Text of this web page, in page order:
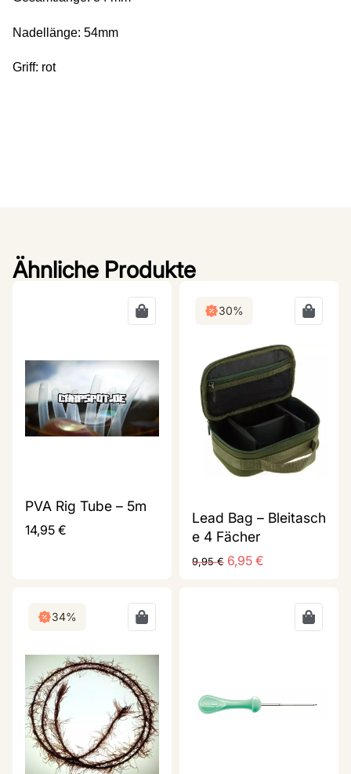
Nadellänge: 54mm
Griff: rot
Ähnliche Produkte
PVA Rig Tube – 5m
14,95 €
30%
Lead Bag – Bleitasch
e 4 Fächer
9,95€ 6,95 €
34%